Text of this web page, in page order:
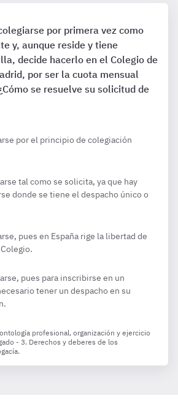
por primera vez como
y, aunque reside y tiene
decide hacerlo en el Colegio de
por ser la cuota mensual
se resuelve su solicitud de
por el principio de colegiación
tal como se solicita, ya que hay
donde se tiene el despacho único o
pues en España rige la libertad de
pues para inscribirse en un
tener un despacho en su
profesional, organización y ejercicio
- 3. Derechos y deberes de los